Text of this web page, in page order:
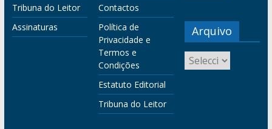
Tribuna do Leitor
Assinaturas
Contactos
Política de
Privacidade e
Termos e
Condições
Estatuto Editorial
Tribuna do Leitor
Arquivo